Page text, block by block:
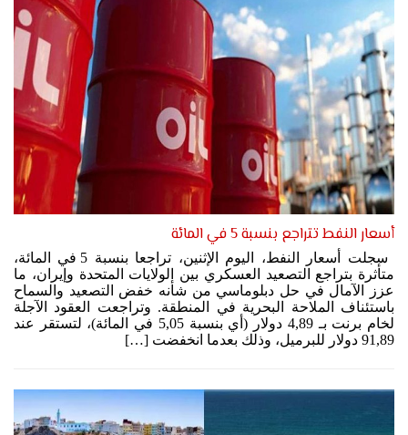
أسعار النفط تتراجع بنسبة 5 في المائة
سجلت أسعار النفط، اليوم الإثنين، تراجعا بنسبة 5 في المائة،
متأثرة بتراجع التصعيد العسكري بين الولايات المتحدة وإيران، ما
عزز الآمال في حل دبلوماسي من شأنه خفض التصعيد والسماح
باستئناف الملاحة البحرية في المنطقة. وتراجعت العقود الآجلة
لخام برنت بـ 4,89 دولار (أي بنسبة 5,05 في المائة)، لتستقر عند
91,89 دولار للبرميل، وذلك بعدما انخفضت […]